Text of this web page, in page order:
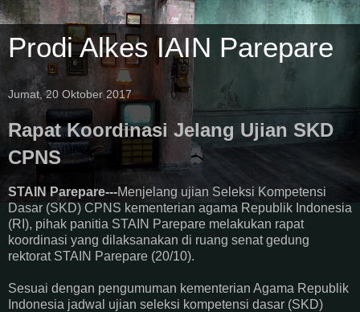
Prodi Alkes IAIN Parepare
Jumat, 20 Oktober 2017
Rapat Koordinasi Jelang Ujian SKD
CPNS
STAIN Parepare---Menjelang ujian Seleksi Kompetensi
Dasar (SKD) CPNS kementerian agama Republik Indonesia
(RI), pihak panitia STAIN Parepare melakukan rapat
koordinasi yang dilaksanakan di ruang senat gedung
rektorat STAIN Parepare (20/10).
Sesuai dengan pengumuman kementerian Agama Republik
Indonesia jadwal ujian seleksi kompetensi dasar (SKD)